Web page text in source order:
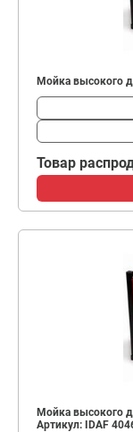
Мойка высокого
Товар
Мойка высокого
Артикул: IDAF